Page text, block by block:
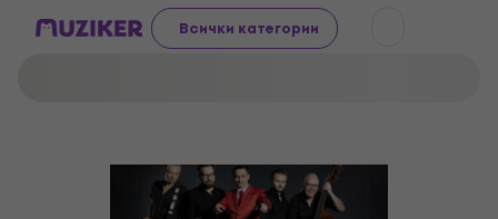
Всички категории